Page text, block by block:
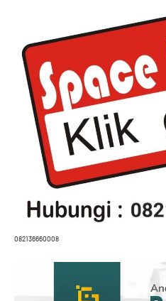
082136660008